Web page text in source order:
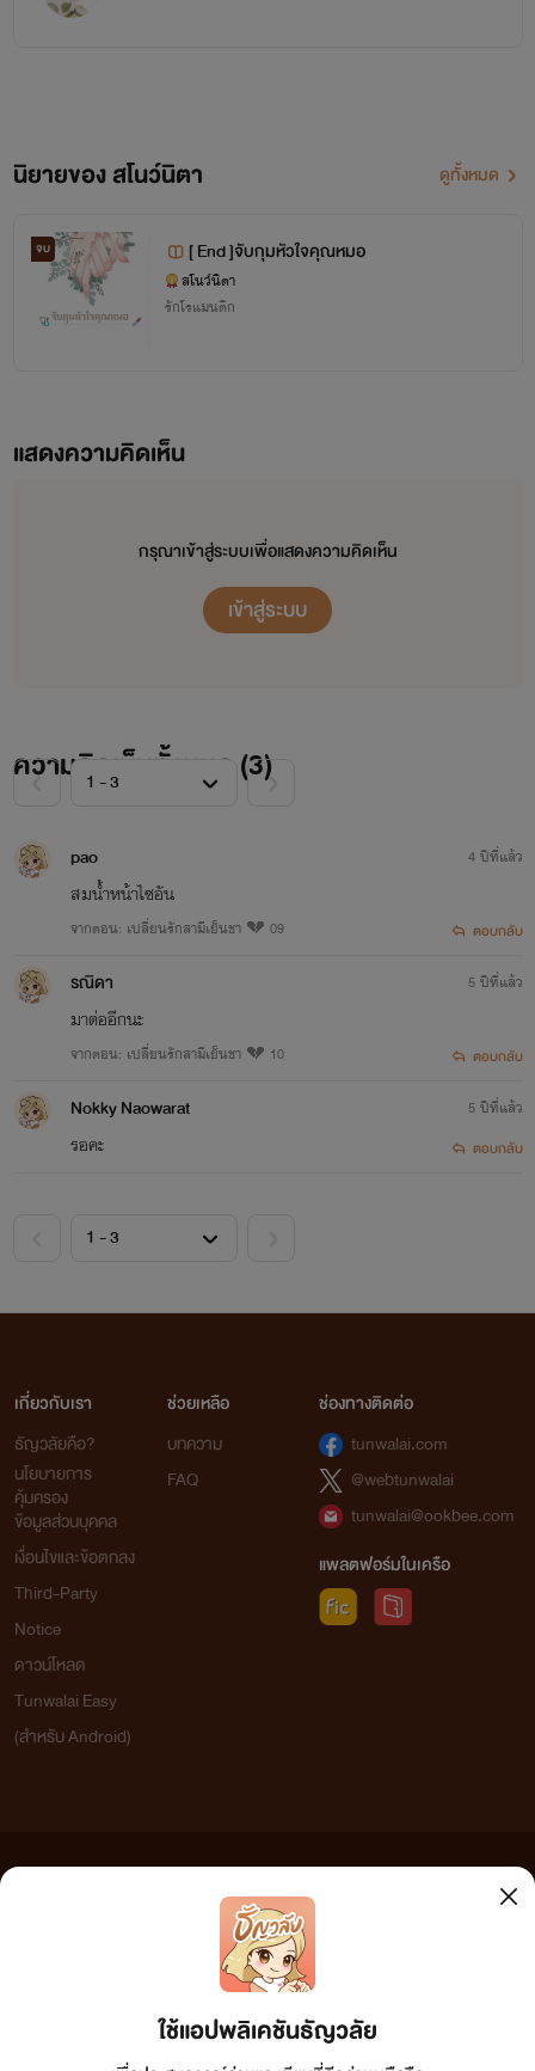
นิยายของ สโนว์นิตา ดูทั้งหมด
จบ [ End ]จับกุมหัวใจคุณหมอ
สโนว์นิตา
รักโรแมนติก
แสดงความคิดเห็น
กรุณาเข้าสู่ระบบเพื่อแสดงความคิดเห็น
เข้าสู่ระบบ
ความคิดเห็นทั้งหมด (3)
pao
สมน้ำหน้าไซอัน
จากตอน: เปลี่ยนรักสามีเย็นชา 💔 09
4 ปีที่แล้ว
ตอบกลับ
รณิดา
มาต่ออีกนะ
จากตอน: เปลี่ยนรักสามีเย็นชา 💔 10
5 ปีที่แล้ว
ตอบกลับ
Nokky Naowarat
รอคะ
5 ปีที่แล้ว
ตอบกลับ
ใช้แอปพลิเคชันธัญวลัย
เกี่ยวกับเรา
ธัญวลัยคือ?
นโยบายการ
คุ้มครอง
ข้อมูลส่วนบุคคล
เงื่อนไขและข้อตกลง
Third-Party
Notice
ดาวน์โหลด
Tunwalai Easy
(สำหรับ Android)
ช่วยเหลือ
บทความ
FAQ
ช่องทางติดต่อ
tunwalai.com
@webtunwalai
tunwalai@ookbee.com
แพลตฟอร์มในเครือ
เว็บไซต์แห่งนี้ไม่ได้เห็นด้วยและไม่ขอรับผิดชอบต่อข้อความใดๆ ทั้งสิ้น ดังนั้นผู้อ่านทุกท่านโปรดใช้
วิจารณญาณในการกลั่นกรองด้วยตนเอง และหากท่านพบข้อความใดๆ ที่ขัดต่อกฎหมายและศีลธรรม
กรุณาแจ้งมาที่ tunwalai@ookbee.com เพื่อทีมงานจะได้ดำเนินการในทันที ทั้งนี้ ทางเว็บไซต์ขอสงวน
ลิขสิทธิ์ตามพระราชบัญญัติลิขสิทธิ์ (ฉบับเพิ่มเติม) พ.ศ.2558